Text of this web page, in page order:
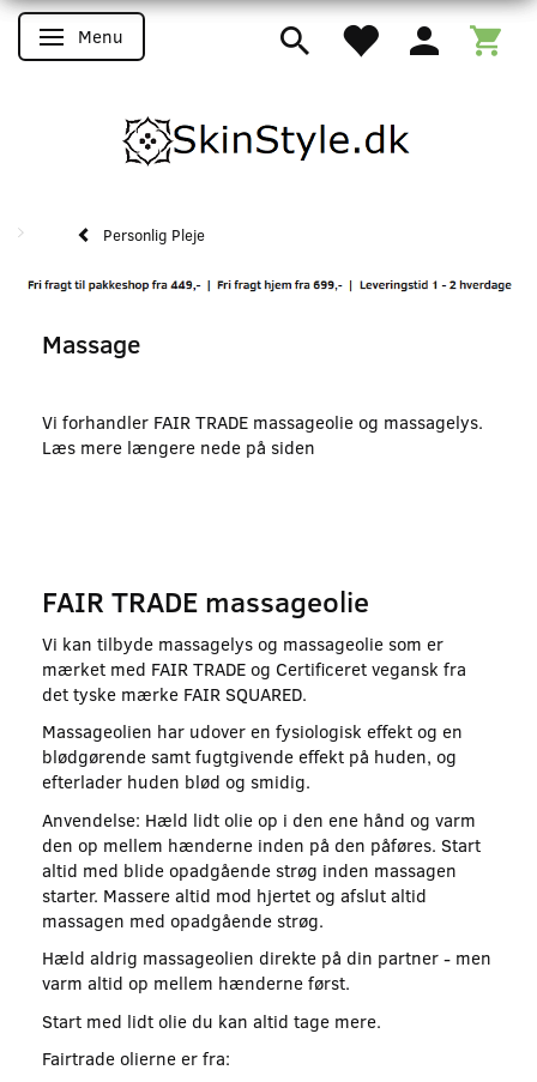
Skifte navigation
Menu
Personlig Pleje
Massage
Vi forhandler FAIR TRADE massageolie og massagelys.
Læs mere længere nede på siden
FAIR TRADE massageolie
Vi kan tilbyde massagelys og massageolie som er
mærket med FAIR TRADE og Certificeret vegansk fra
det tyske mærke FAIR SQUARED.
Massageolien har udover en fysiologisk effekt og en
blødgørende samt fugtgivende effekt på huden, og
efterlader huden blød og smidig.
Anvendelse: Hæld lidt olie op i den ene hånd og varm
den op mellem hænderne inden på den påføres. Start
altid med blide opadgående strøg inden massagen
starter. Massere altid mod hjertet og afslut altid
massagen med opadgående strøg.
Hæld aldrig massageolien direkte på din partner - men
varm altid op mellem hænderne først.
Start med lidt olie du kan altid tage mere.
Fairtrade olierne er fra: